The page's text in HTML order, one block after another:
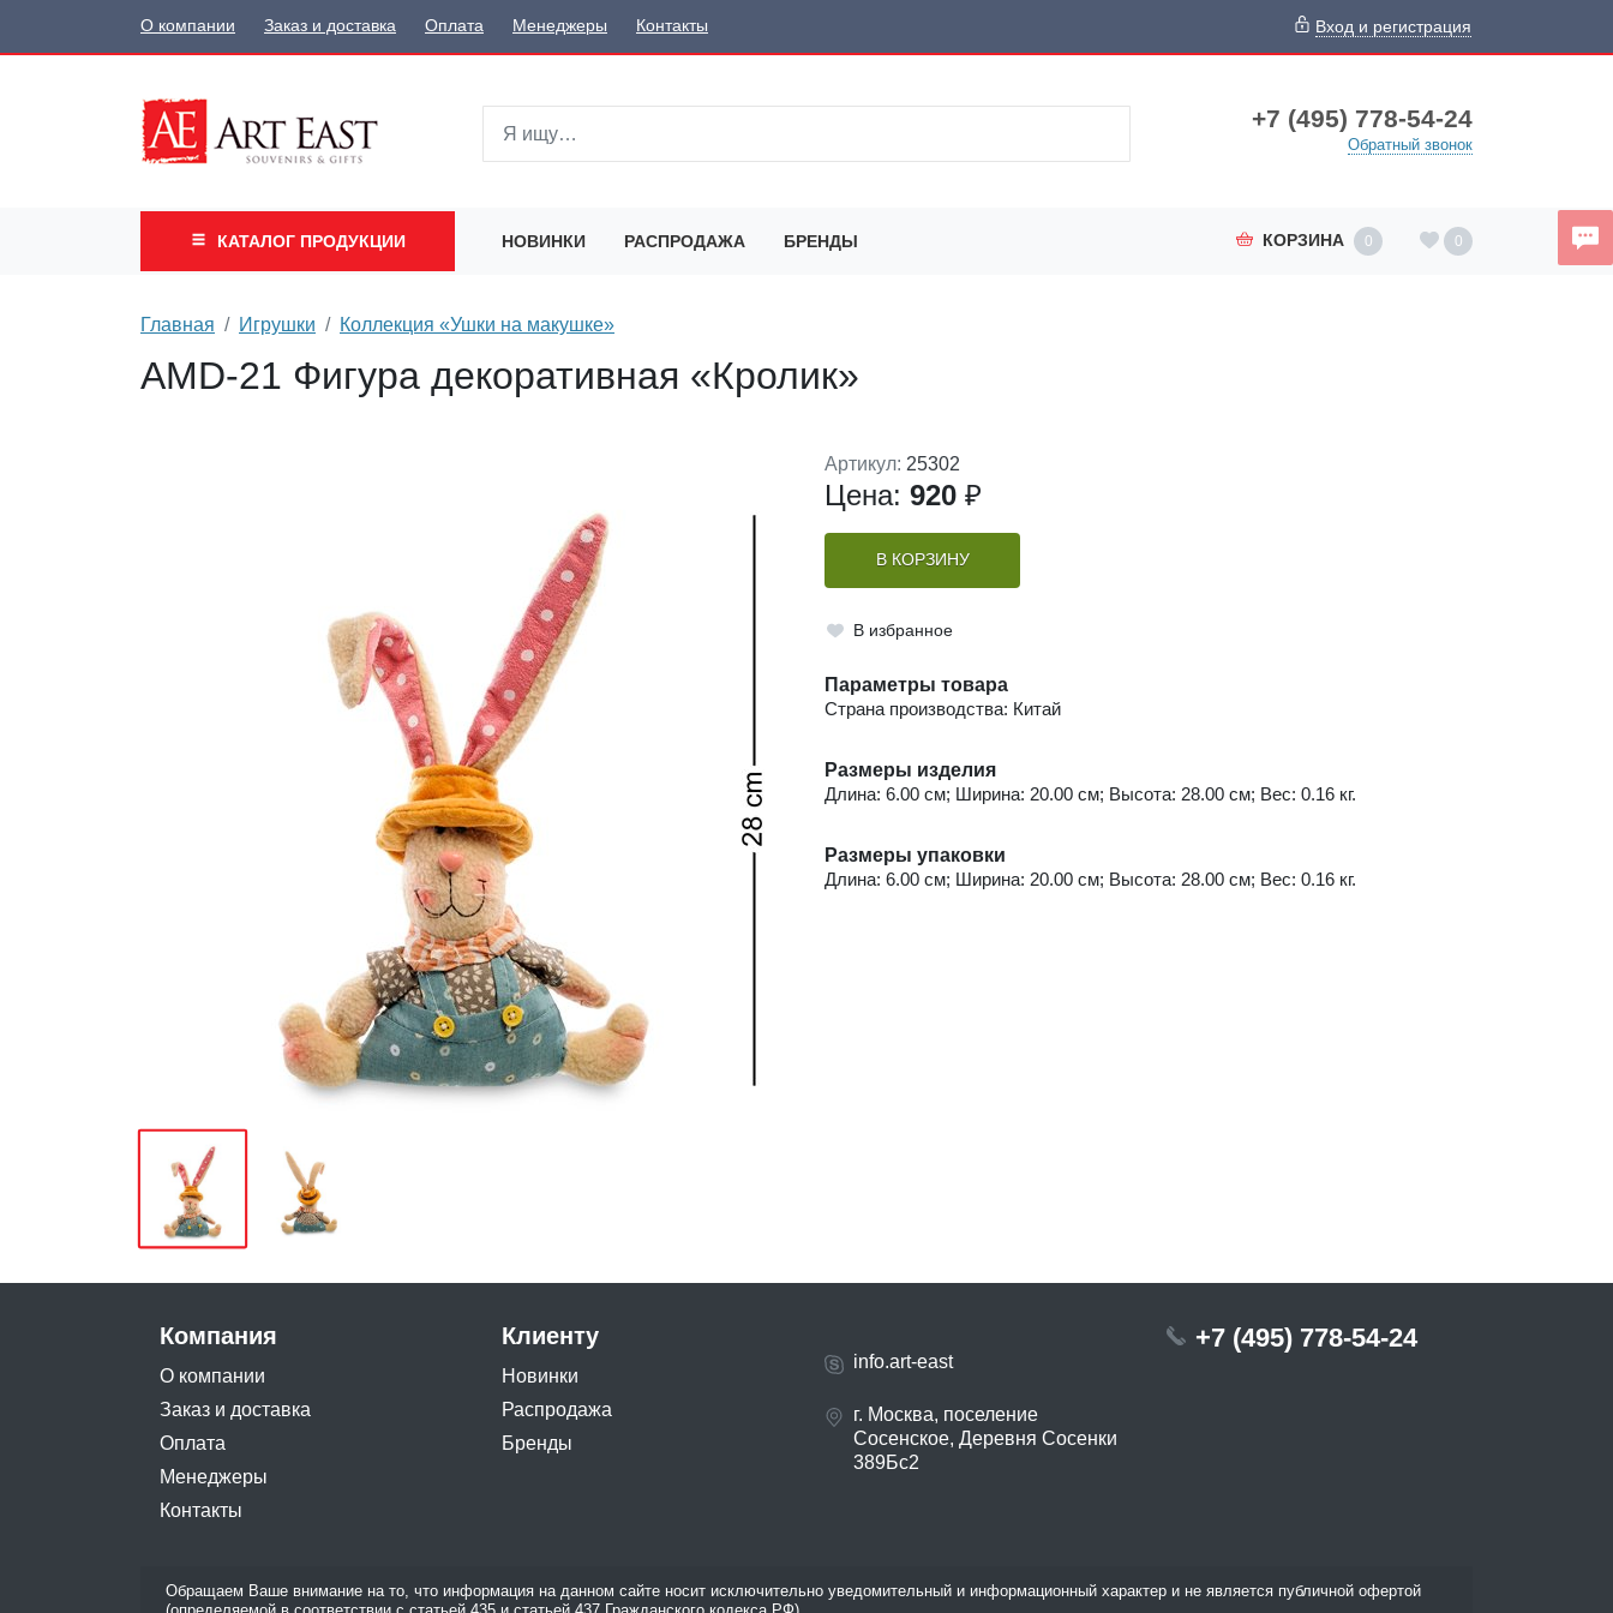
О компании Заказ и доставка Оплата Менеджеры Контакты Вход и регистрация
+7 (495) 778-54-24
Обратный звонок
КАТАЛОГ ПРОДУКЦИИ НОВИНКИ РАСПРОДАЖА БРЕНДЫ КОРЗИНА 0 0
Главная Игрушки Коллекция «Ушки на макушке»
AMD-21 Фигура декоративная «Кролик»
Артикул: 25302
Цена: 920 ₽
В КОРЗИНУ
В избранное
Параметры товара
Страна производства: Китай
Размеры изделия
Длина: 6.00 см; Ширина: 20.00 см; Высота: 28.00 см; Вес: 0.16 кг.
Размеры упаковки
Длина: 6.00 см; Ширина: 20.00 см; Высота: 28.00 см; Вес: 0.16 кг.
Компания
О компании
Заказ и доставка
Оплата
Менеджеры
Контакты
Клиенту
Новинки
Распродажа
Бренды
info.art-east
г. Москва, поселение
Сосенское, Деревня Сосенки
389Бс2
+7 (495) 778-54-24
Обращаем Ваше внимание на то, что информация на данном сайте носит исключительно уведомительный и информационный характер и не является публичной офертой